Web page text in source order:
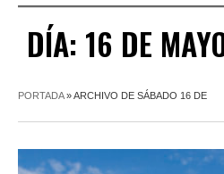
DÍA: 16 DE
PORTADA»ARCHIVO DE SÁBADO 16 DE